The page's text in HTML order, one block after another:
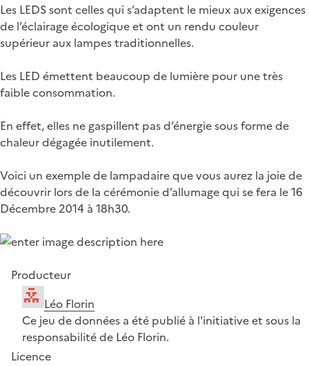
Les LEDS sont celles qui s’adaptent le mieux aux exigences
de l’éclairage écologique et ont un rendu couleur
supérieur aux lampes traditionnelles.
Les LED émettent beaucoup de lumière pour une très
faible consommation.
En effet, elles ne gaspillent pas d’énergie sous forme de
chaleur dégagée inutilement.
Voici un exemple de lampadaire que vous aurez la joie de
découvrir lors de la cérémonie d’allumage qui se fera le 16
Décembre 2014 à 18h30.
Producteur
Léo Florin
Ce jeu de données a été publié à l'initiative et sous la
responsabilité de Léo Florin.
Licence